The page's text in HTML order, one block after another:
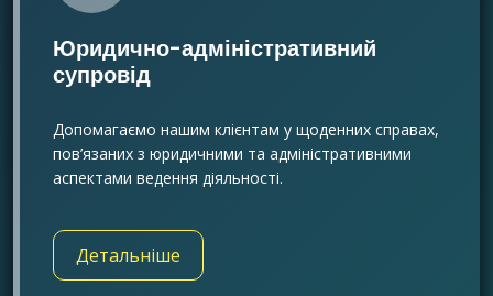
Юридично-адміністративний
супровід
Допомагаємо нашим клієнтам у щоденних справах,
пов’язаних з юридичними та адміністративними
аспектами ведення діяльності.
Детальніше